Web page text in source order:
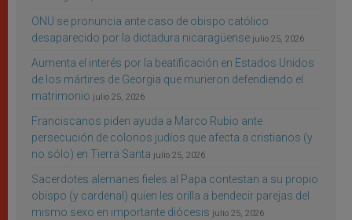
ONU se pronuncia ante caso de obispo católico
desaparecido por la dictadura nicaragüense julio 25, 2026
Aumenta el interés por la beatificación en Estados Unidos
de los mártires de Georgia que murieron defendiendo el
matrimonio julio 25, 2026
Franciscanos piden ayuda a Marco Rubio ante
persecución de colonos judíos que afecta a cristianos (y
no sólo) en Tierra Santa julio 25, 2026
Sacerdotes alemanes fieles al Papa contestan a su propio
obispo (y cardenal) quien les orilla a bendecir parejas del
mismo sexo en importante diócesis julio 25, 2026